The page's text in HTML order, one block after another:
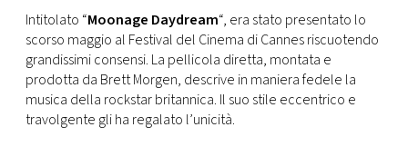
Intitolato “Moonage Daydream“, era stato presentato lo
scorso maggio al Festival del Cinema di Cannes riscuotendo
grandissimi consensi. La pellicola diretta, montata e
prodotta da Brett Morgen, descrive in maniera fedele la
musica della rockstar britannica. Il suo stile eccentrico e
travolgente gli ha regalato l’unicità.